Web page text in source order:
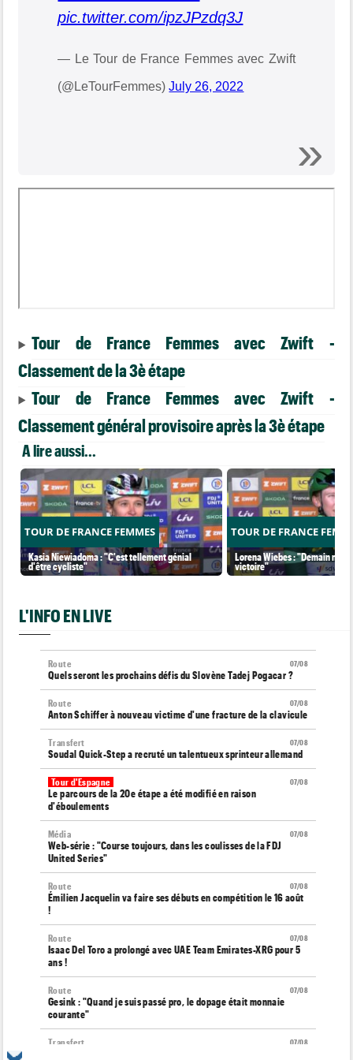
pic.twitter.com/ipzJPzdq3J
— Le Tour de France Femmes avec Zwift
(@LeTourFemmes)July 26, 2022
Tour de France Femmes avec Zwift -
Classement de la 3è étape
Tour de France Femmes avec Zwift -
Classement général provisoire après la 3è étape
A lire aussi...
TOUR DE FRANCE FEMMES
Kasia Niewiadoma : "C'est tellement génial
d'être cycliste"
TOUR DE FRANCE
Lorena Wiebes : "Demain
victoire"
L'INFO EN LIVE
07/08
Route
Quels seront les prochains défis du Slovène Tadej Pogacar ?
07/08
Route
Anton Schiffer à nouveau victime d'une fracture de la clavicule
07/08
Transfert
Soudal Quick-Step a recruté un talentueux sprinteur allemand
07/08
Tour d'Espagne
Le parcours de la 20e étape a été modifié en raison
d'éboulements
07/08
Média
Web-série : "Course toujours, dans les coulisses de la FDJ
United Series"
07/08
Route
Émilien Jacquelin va faire ses débuts en compétition le 16 août
!
07/08
Route
Isaac Del Toro a prolongé avec UAE Team Emirates-XRG pour 5
ans !
07/08
Route
Gesink : "Quand je suis passé pro, le dopage était monnaie
courante"
07/08
Transfert